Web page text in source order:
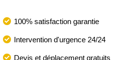
100% satisfaction garantie
Intervention d'urgence 24/24
Devis et déplacement gratuits